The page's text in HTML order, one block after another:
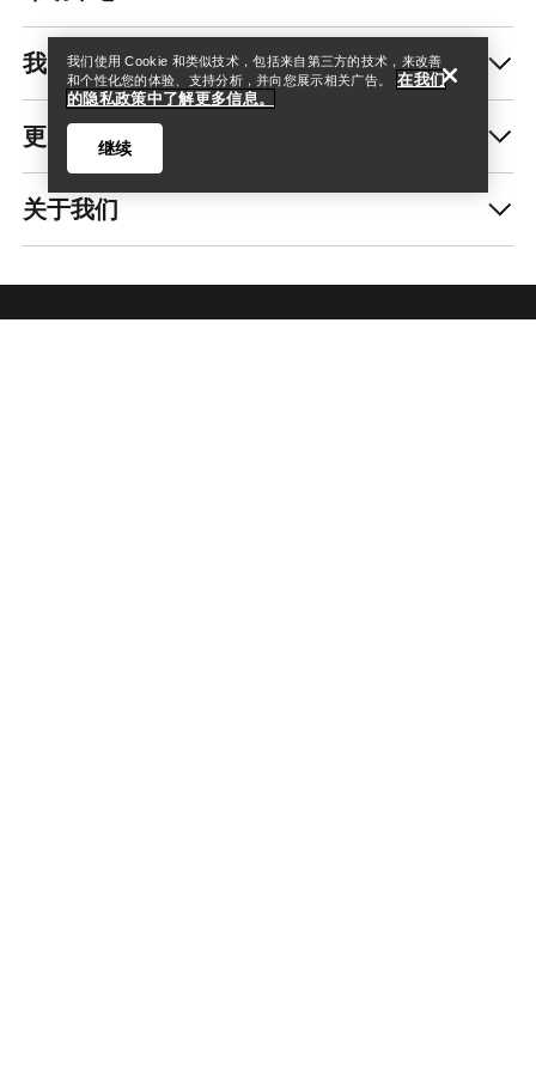
查找店铺 Help
我的账户
更多商品
关于我们
我们使用 Cookie 和类似技术，包括来自第三方的技术，来改善
和个性化您的体验、支持分析，并向您展示相关广告。
在我们
的隐私政策中了解更多信息。
继续